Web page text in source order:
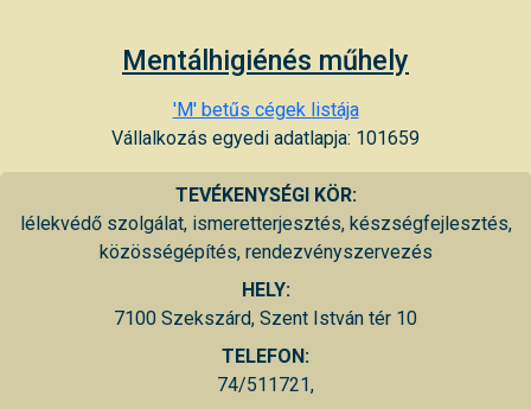
Mentálhigiénés műhely
'M' betűs cégek listája
Vállalkozás egyedi adatlapja: 101659
TEVÉKENYSÉGI KÖR:
lélekvédő szolgálat, ismeretterjesztés, készségfejlesztés,
közösségépítés, rendezvényszervezés
HELY:
7100 Szekszárd, Szent István tér 10
TELEFON:
74/511721,